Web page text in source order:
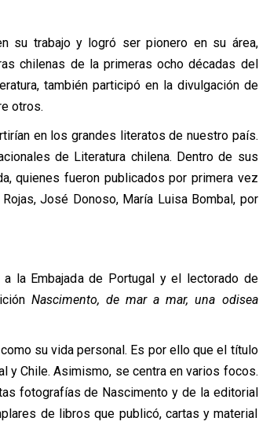
su trabajo y logró ser pionero en su área,
chilenas de la primeras ocho décadas del
también participó en la divulgación de
otros.
en los grandes literatos de nuestro país.
de Literatura chilena. Dentro de sus
quienes fueron publicados por primera vez
José Donoso, María Luisa Bombal, por
la Embajada de Portugal y el lectorado de
Nascimento, de mar a mar, una odisea
su vida personal. Es por ello que el título
y Chile. Asimismo, se centra en varios focos.
fotografías de Nascimento y de la editorial
de libros que publicó, cartas y material